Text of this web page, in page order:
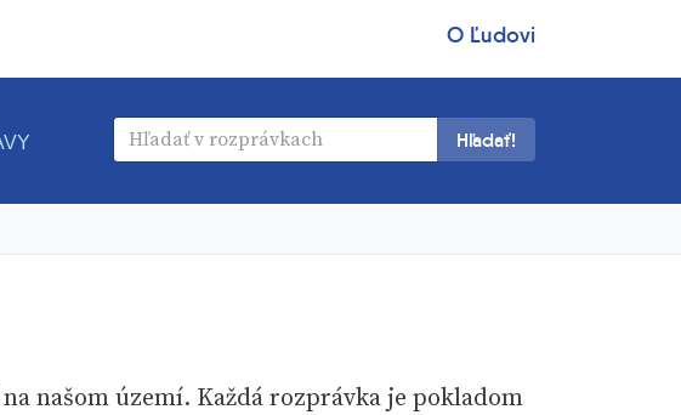
O Ľudovi
Hľadať!
našom území. Každá rozprávka je pokladom